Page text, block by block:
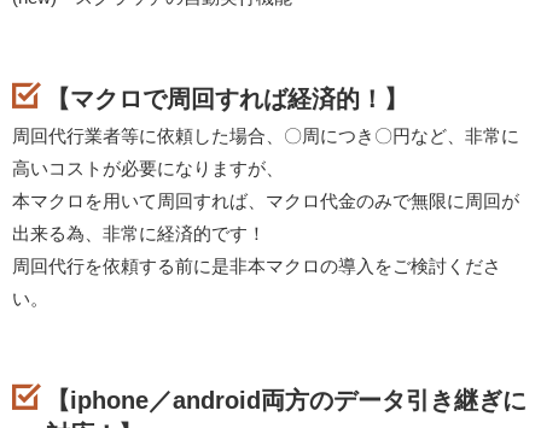
【マクロで周回すれば経済的！】
周回代行業者等に依頼した場合、〇周につき〇円など、非常に
高いコストが必要になりますが、
本マクロを用いて周回すれば、マクロ代金のみで無限に周回が
出来る為、非常に経済的です！
周回代行を依頼する前に是非本マクロの導入をご検討くださ
い。
【iphone／android両方のデータ引き継ぎに